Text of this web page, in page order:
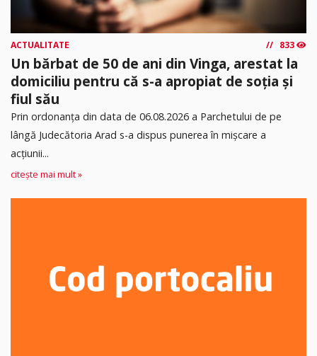
ACTUALITATE 833
Un bărbat de 50 de ani din Vinga, arestat la
domiciliu pentru că s-a apropiat de soția și
fiul său
Prin ordonanța din data de 06.08.2026 a Parchetului de pe
lângă Judecătoria Arad s-a dispus punerea în mişcare a
acţiunii...
citește mai mult »